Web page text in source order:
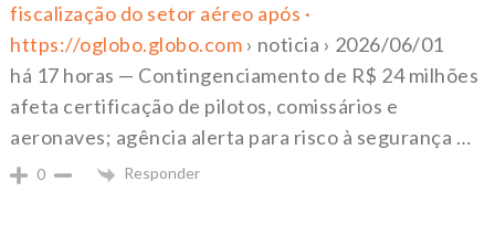
fiscalização do setor aéreo após ·
https://oglobo.globo.com › noticia › 2026/06/01
há 17 horas — Contingenciamento de R$ 24 milhões
afeta certificação de pilotos, comissários e
aeronaves; agência alerta para risco à segurança …
0 Responder